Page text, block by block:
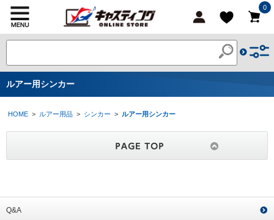
0
ルアー用シンカー
HOME > ルアー用品 > シンカー > ルアー用シンカー
Q&A